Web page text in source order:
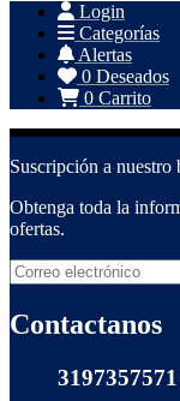
Login
Categorías
Alertas
0 Deseados
0 Carrito
Suscripción a nuestro
Obtenga toda la
ofertas.
Contactanos
3197357571